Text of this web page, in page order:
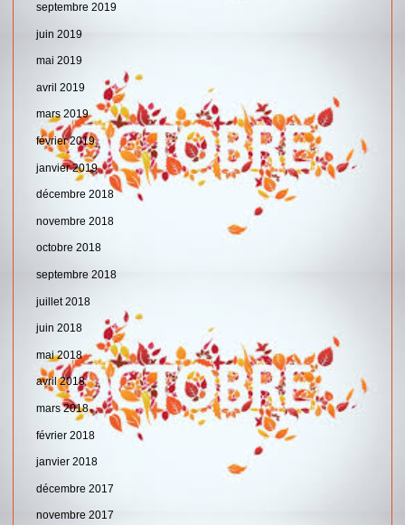
septembre 2019
juin 2019
mai 2019
avril 2019
mars 2019
février 2019
janvier 2019
décembre 2018
novembre 2018
octobre 2018
septembre 2018
juillet 2018
juin 2018
mai 2018
avril 2018
mars 2018
février 2018
janvier 2018
décembre 2017
novembre 2017